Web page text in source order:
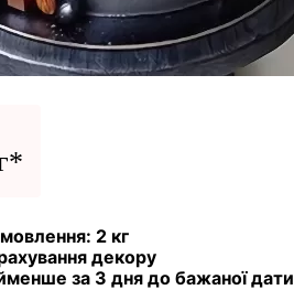
2 кг
декору
за 3 дня до бажаної дати